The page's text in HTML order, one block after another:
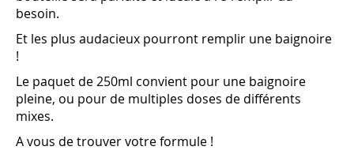
besoin.
Et les plus audacieux pourront remplir une baignoire
!
Le paquet de 250ml convient pour une baignoire
pleine, ou pour de multiples doses de différents
mixes.
A vous de trouver votre formule !